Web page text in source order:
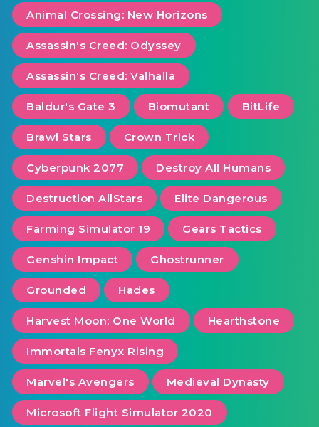
Animal Crossing: New Horizons
Assassin's Creed: Odyssey
Assassin's Creed: Valhalla
Baldur's Gate 3 Biomutant BitLife
Brawl Stars Crown Trick
Cyberpunk 2077 Destroy All Humans
Destruction AllStars Elite Dangerous
Farming Simulator 19 Gears Tactics
Genshin Impact Ghostrunner
Grounded Hades
Harvest Moon: One World Hearthstone
Immortals Fenyx Rising
Marvel's Avengers Medieval Dynasty
Microsoft Flight Simulator 2020